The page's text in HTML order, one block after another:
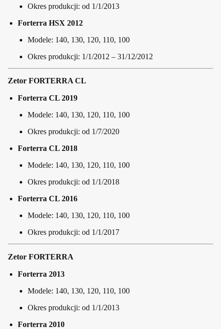
Okres produkcji: od 1/1/2013
Forterra HSX 2012
Modele: 140, 130, 120, 110, 100
Okres produkcji: 1/1/2012 – 31/12/2012
Zetor FORTERRA CL
Forterra CL 2019
Modele: 140, 130, 120, 110, 100
Okres produkcji: od 1/7/2020
Forterra CL 2018
Modele: 140, 130, 120, 110, 100
Okres produkcji: od 1/1/2018
Forterra CL 2016
Modele: 140, 130, 120, 110, 100
Okres produkcji: od 1/1/2017
Zetor FORTERRA
Forterra 2013
Modele: 140, 130, 120, 110, 100
Okres produkcji: od 1/1/2013
Forterra 2010